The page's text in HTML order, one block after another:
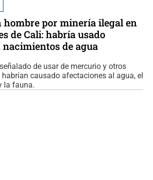
por minería ilegal en
de Cali: habría usado
de agua
de usar de mercurio y otros
causado afectaciones al agua, el
la fauna.